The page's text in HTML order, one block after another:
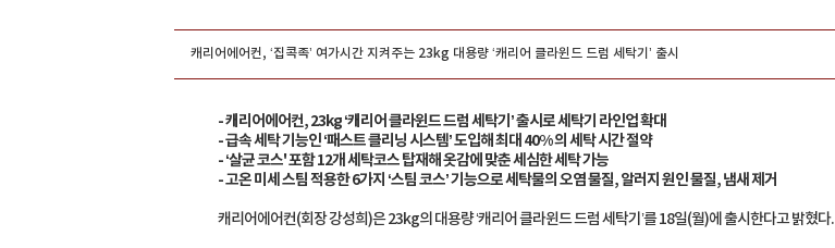
캐리어에어컨, ‘집콕족’ 여가시간 지켜주는 23kg 대용량 ‘캐리어 클라윈드 드럼 세탁기’ 출시
- 캐리어에어컨, 23kg ‘캐리어 클라윈드 드럼 세탁기’ 출시로 세탁기 라인업 확대
- 급속 세탁 기능인 ‘패스트 클리닝 시스템’ 도입해 최대 40% 의 세탁 시간 절약
- ‘살균 코스' 포함 12개 세탁코스 탑재해 옷감에 맞춘 세심한 세탁 가능
- 고온 미세 스팀 적용한 6가지 ‘스팀 코스’ 기능으로 세탁물의 오염 물질, 알러지 원인 물질, 냄새 제거
캐리어에어컨(회장 강성희)은 23kg의 대용량 ‘캐리어 클라윈드 드럼 세탁기’를 18일(월)에 출시한다고 밝혔다.